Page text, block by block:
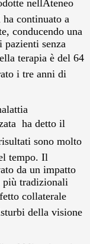
nellAteneo
continuato a
conducendo una
senza
terapia è del 64
i tre anni di
 ha detto il
sono molto
tempo. Il
da un impatto
più tradizionali
collaterale
della visione